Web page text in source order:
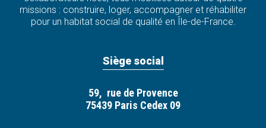
missions : construire, loger, accompagner et réhabiliter
pour un habitat social de qualité en Île-de-France.
Siège social
59, rue de Provence
75439 Paris Cedex 09